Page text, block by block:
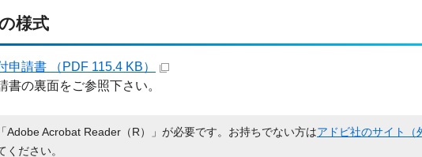
様式
請書 （PDF 115.4 KB）
の裏面をご参照下さい。
Adobe Acrobat Reader（R）」が必要です。お持ちでない方はアドビ社のサイト（
ださい。